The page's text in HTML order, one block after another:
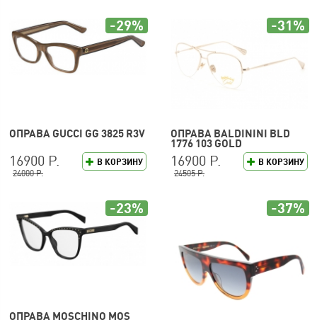
ОПРАВА GUCCI GG 3825 R3V
В КОРЗИНУ
16900 Р.
24000 Р.
-29%
ОПРАВА BALDININI BLD
1776 103 GOLD
В КОРЗИНУ
16900 Р.
24505 Р.
-31%
ОПРАВА MOSCHINO MOS
-23% -37%